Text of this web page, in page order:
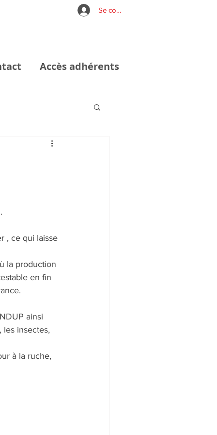
Se connecter
Accès adhérents
, ce qui laisse
la production
en fin
ainsi
les insectes,